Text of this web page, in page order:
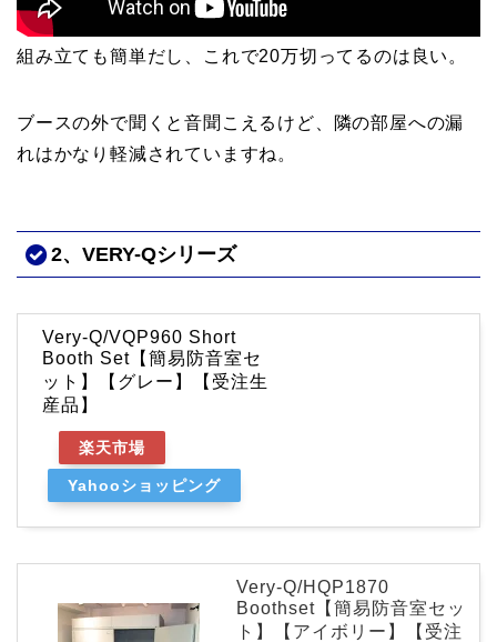
組み立ても簡単だし、これで20万切ってるのは良い。
ブースの外で聞くと音聞こえるけど、隣の部屋への漏
れはかなり軽減されていますね。
2、VERY-Qシリーズ
Very-Q/VQP960 Short
Booth Set【簡易防音室セ
ット】【グレー】【受注生
産品】
楽天市場
Yahooショッピング
Very-Q/HQP1870
Boothset【簡易防音室セッ
ト】【アイボリー】【受注